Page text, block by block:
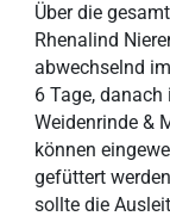
Über die
Rhenalind
abwechselnd
6 Tage,
Weidenrinde &
können
gefüttert
sollte die